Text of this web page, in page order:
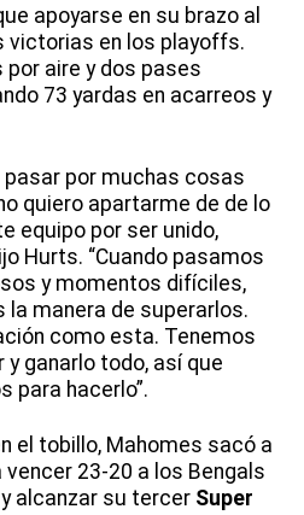
apoyarse en su brazo al
victorias en los playoffs.
por aire y dos pases
73 yardas en acarreos y
pasar por muchas cosas
quiero apartarme de de lo
equipo por ser unido,
Hurts. “Cuando pasamos
y momentos difíciles,
manera de superarlos.
como esta. Tenemos
y ganarlo todo, así que
para hacerlo”.
el tobillo, Mahomes sacó a
23-20 a los Bengals
alcanzar su tercer Super